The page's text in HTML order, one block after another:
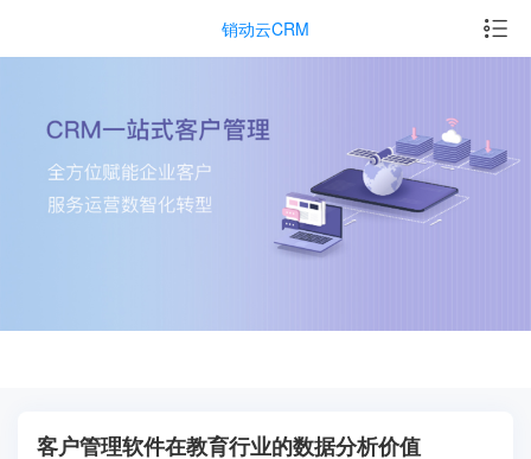
销动云CRM
客户管理软件在教育行业的数据分析价值